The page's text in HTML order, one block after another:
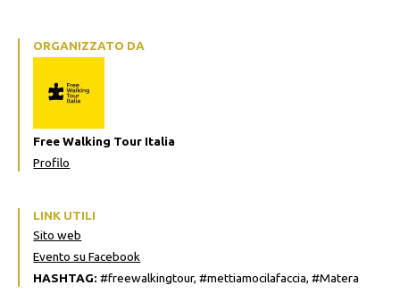
ORGANIZZATO DA
Free Walking Tour Italia
Profilo
LINK UTILI
Sito web
Evento su Facebook
HASHTAG: #freewalkingtour, #mettiamocilafaccia, #Matera